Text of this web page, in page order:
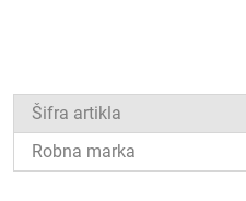
Šifra artikla
Robna marka